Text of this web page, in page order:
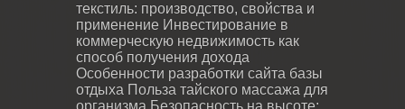
текстиль: производство, свойства и
применение Инвестирование в
коммерческую недвижимость как
способ получения дохода
Особенности разработки сайта базы
отдыха Польза тайского массажа для
организма Безопасность на высоте: